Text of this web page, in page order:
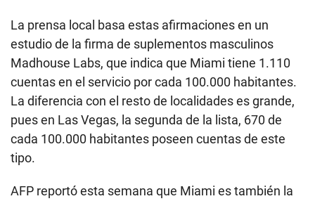
La prensa local basa estas afirmaciones en un
estudio de la firma de suplementos masculinos
Madhouse Labs, que indica que Miami tiene 1.110
cuentas en el servicio por cada 100.000 habitantes.
La diferencia con el resto de localidades es grande,
pues en Las Vegas, la segunda de la lista, 670 de
cada 100.000 habitantes poseen cuentas de este
tipo.
AFP reportó esta semana que Miami es también la